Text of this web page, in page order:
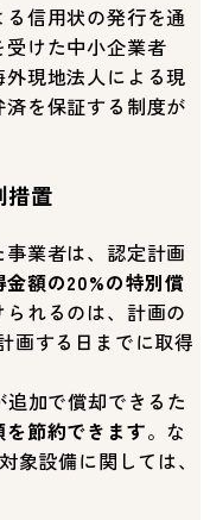
信用状の発行を通
けた中小企業者
外現地法人による現
を保証する制度が
措置
業者は、認定計画
金額の20%の特別償
れるのは、計画の
画する日までに取得
加で償却できるた
節約できます。な
象設備に関しては、